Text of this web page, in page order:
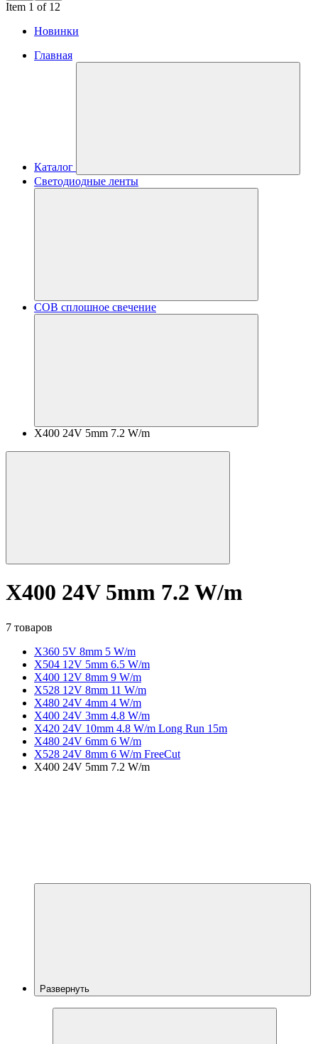
Item 1 of 12
Новинки
Главная
Каталог
Светодиодные ленты
COB сплошное свечение
X400 24V 5mm 7.2 W/m
X400 24V 5mm 7.2 W/m
7 товаров
X360 5V 8mm 5 W/m
X504 12V 5mm 6.5 W/m
X400 12V 8mm 9 W/m
X528 12V 8mm 11 W/m
X480 24V 4mm 4 W/m
X400 24V 3mm 4.8 W/m
X420 24V 10mm 4.8 W/m Long Run 15m
X480 24V 6mm 6 W/m
X528 24V 8mm 6 W/m FreeCut
X400 24V 5mm 7.2 W/m
Развернуть